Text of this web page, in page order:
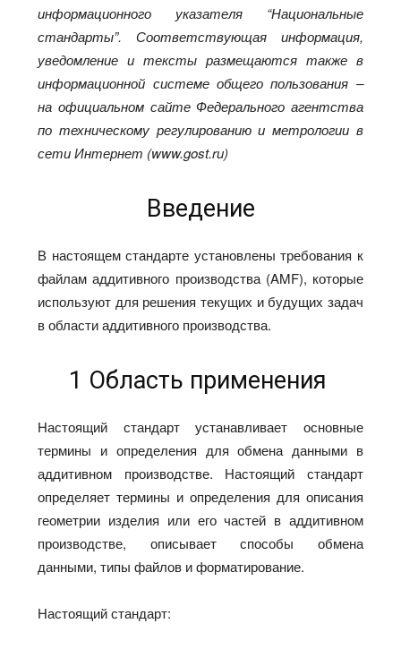
информационного указателя “Национальные
стандарты”. Соответствующая информация,
уведомление и тексты размещаются также в
информационной системе общего пользования –
на официальном сайте Федерального агентства
по техническому регулированию и метрологии в
сети Интернет (www.gost.ru)
Введение
В настоящем стандарте установлены требования к
файлам аддитивного производства (AMF), которые
используют для решения текущих и будущих задач
в области аддитивного производства.
1 Область применения
Настоящий стандарт устанавливает основные
термины и определения для обмена данными в
аддитивном производстве. Настоящий стандарт
определяет термины и определения для описания
геометрии изделия или его частей в аддитивном
производстве, описывает способы обмена
данными, типы файлов и форматирование.
Настоящий стандарт: